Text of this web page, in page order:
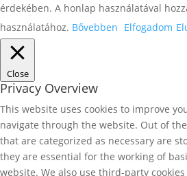
érdekében. A honlap használatával
használatához. Bővebben Elfogadom
Close
Privacy Overview
This website uses cookies to improve
navigate through the website. Out of
that are categorized as necessary are
they are essential for the working of
website. We also use third-party